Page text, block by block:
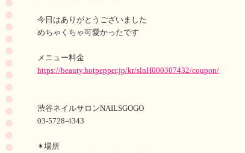
今日はありがとうございました
めちゃくちゃ可愛かったです
メニュー料金
https://beauty.hotpepper.jp/kr/slnH000307432/coupon/
渋谷ネイルサロンNAILSGOGO
03-5728-4343
✴︎場所